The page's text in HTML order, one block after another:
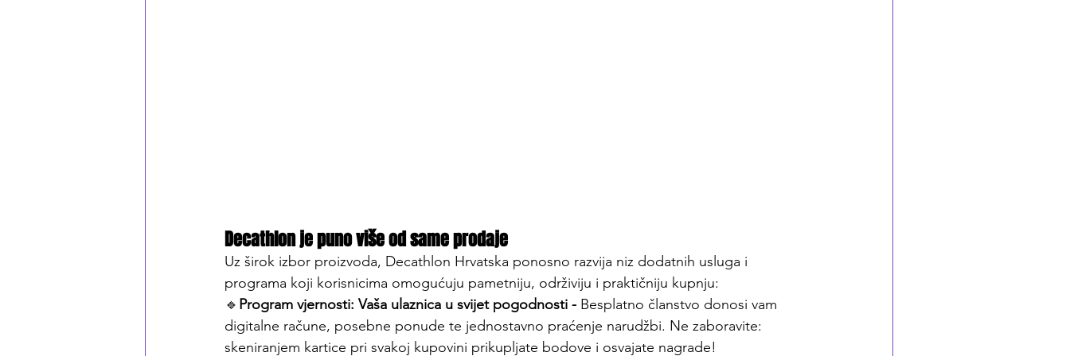
Decathlon je puno više od same prodaje
Uz širok izbor proizvoda, Decathlon Hrvatska ponosno razvija niz dodatnih usluga i
programa koji korisnicima omogućuju pametniju, održiviju i praktičniju kupnju:
🔹 Program vjernosti: Vaša ulaznica u svijet pogodnosti - Besplatno članstvo donosi vam
digitalne račune, posebne ponude te jednostavno praćenje narudžbi. Ne zaboravite:
skeniranjem kartice pri svakoj kupovini prikupljate bodove i osvajate nagrade!